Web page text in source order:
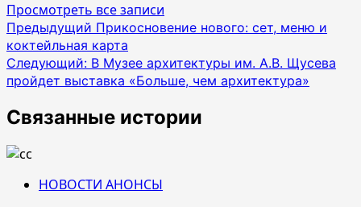
Просмотреть все записи
Навигация
по
записям
Предыдущий Прикосновение нового: сет, меню и
коктейльная карта
Следующий: В Музее архитектуры им. А.В. Щусева
пройдет выставка «Больше, чем архитектура»
Связанные истории
НОВОСТИ АНОНСЫ